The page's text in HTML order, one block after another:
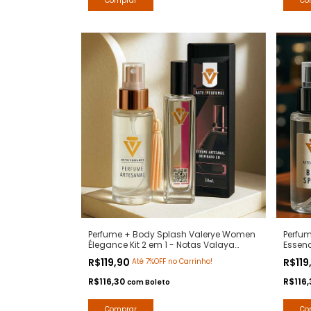
Perfume + Body Splash Valerye Women
Élegance Kit 2 em 1 - Notas Valaya
Parfuns de Marly - Contratipos Premium
- Arte 1 Perfumes
R$119,90 Até 7%OFF no Carrinho!
R$116,30 comBoleto
Marli